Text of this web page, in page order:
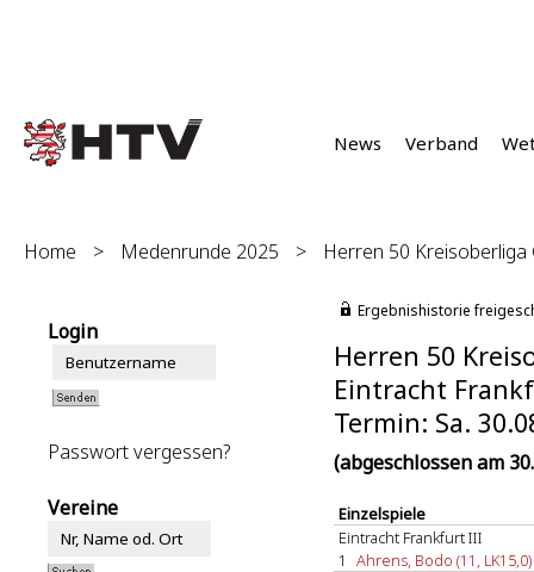
News Verband
Home > Medenrunde 2025 > Herren 50 Kreisoberliga
Login
Passwort vergessen?
Vereine
Ergebnishistorie
Herren 50
Eintracht
Termin: Sa.
(abgeschlossen am
Einzelspiele
Eintracht Frankfurt III
1
Ahrens, Bodo (11, LK15,0)